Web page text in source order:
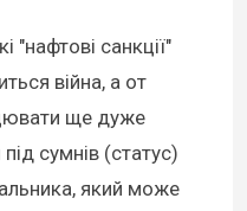
"нафтові санкції"
війна, а от
ще дуже
сумнів (статус)
який може